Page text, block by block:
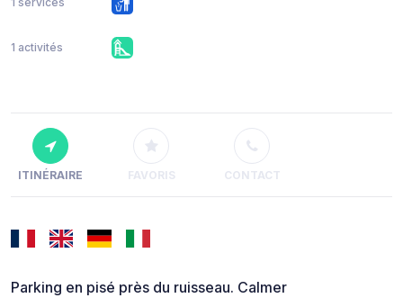
1 activités
ITINÉRAIRE FAVORIS CONTACT
Parking en pisé près du ruisseau. Calmer